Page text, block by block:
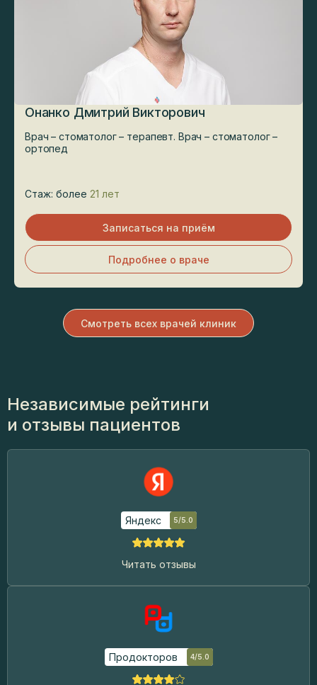
Онанко Дмитрий Викторович
Врач – стоматолог – терапевт. Врач – стоматолог –
ортопед
Стаж: более 21 лет
Записаться на приём
Подробнее о враче
Смотреть всех врачей клиник
Независимые рейтинги
и отзывы пациентов
Яндекс 5/5.0
Читать отзывы
Продокторов 4/5.0